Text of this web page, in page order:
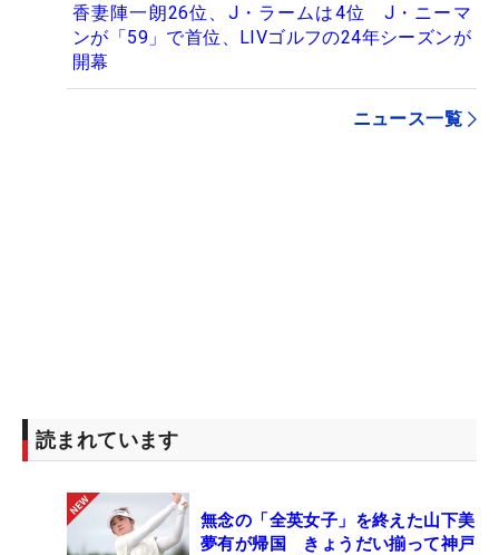
香妻陣一朗26位、J・ラームは4位 J・ニーマ
ンが「59」で首位、LIVゴルフの24年シーズンが
開幕
ニュース一覧
読まれています
無念の「全英女子」を終えた山下美
夢有が帰国 きょうだい揃って神戸